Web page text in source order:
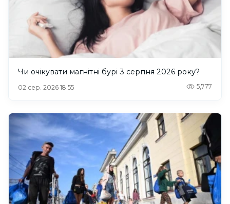
Чи очікувати магнітні бурі 3 серпня 2026 року?
02 сер. 2026 18:55 5,777